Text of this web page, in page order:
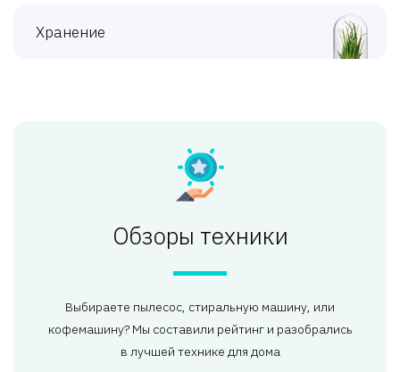
Хранение
Обзоры техники
Выбираете пылесос, стиральную машину, или
кофемашину? Мы составили рейтинг и разобрались
в лучшей технике для дома